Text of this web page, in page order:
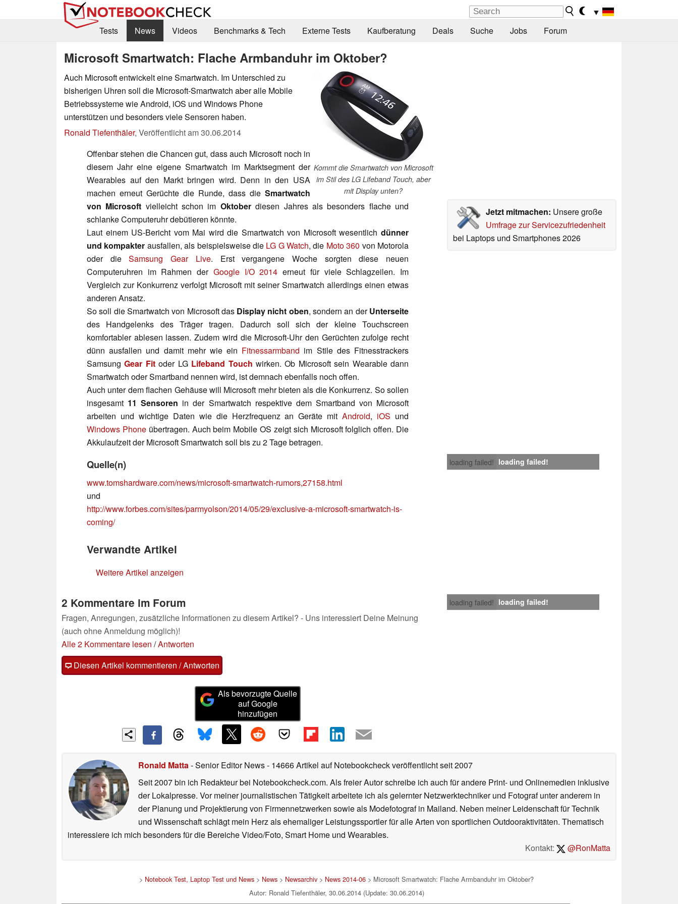
▼
Tests
News Videos Benchmarks & Tech Externe Tests Kaufberatung Deals Suche Jobs Forum
Microsoft Smartwatch: Flache Armbanduhr im Oktober?
Kommt die Smartwatch von Microsoft
im Stil des LG Lifeband Touch, aber
mit Display unten?
Auch Microsoft entwickelt eine Smartwatch. Im Unterschied zu
bisherigen Uhren soll die Microsoft-Smartwatch aber alle Mobile
Betriebssysteme wie Android, iOS und Windows Phone
unterstützen und besonders viele Sensoren haben.
Ronald Tiefenthäler, Veröffentlicht am30.06.2014
Jetzt mitmachen: Unsere große
Umfrage zur Servicezufriedenheit
bei Laptops und Smartphones 2026
Offenbar stehen die Chancen gut, dass auch Microsoft noch in
diesem Jahr eine eigene Smartwatch im Marktsegment der
Wearables auf den Markt bringen wird. Denn in den USA
machen erneut Gerüchte die Runde, dass die Smartwatch
von Microsoft vielleicht schon im Oktoberdiesen Jahres als besonders flache und
schlanke Computeruhr debütieren könnte.
Laut einem US-Bericht vom Mai wird die Smartwatch von Microsoft wesentlich dünner
und kompakter ausfallen, als beispielsweise die LG G Watch, die Moto 360 von Motorola
oder dieSamsung Gear Live. Erst vergangene Woche sorgten diese neuen
Computeruhren im Rahmen der Google I/O 2014 erneut für viele Schlagzeilen. Im
Vergleich zur Konkurrenz verfolgt Microsoft mit seiner Smartwatch allerdings einen etwas
anderen Ansatz.
So soll die Smartwatch von Microsoft das Display nicht oben, sondern an derUnterseite
des Handgelenks des Träger tragen. Dadurch soll sich der kleine Touchscreen
komfortabler ablesen lassen. Zudem wird die Microsoft-Uhr den Gerüchten zufolge recht
dünn ausfallen und damit mehr wie ein Fitnessarmband im Stile des Fitnesstrackers
SamsungGear Fitoder LG Lifeband Touch wirken. Ob Microsoft sein Wearable dann
Smartwatch oder Smartband nennen wird, ist demnach ebenfalls noch offen.
Auch unter dem flachen Gehäuse will Microsoft mehr bieten als die Konkurrenz. So sollen
insgesamt 11 Sensoren in der Smartwatch respektive dem Smartband von Microsoft
arbeiten und wichtige Daten wie die Herzfrequenz an Geräte mitAndroid, iOS und
Windows Phoneübertragen. Auch beim Mobile OS zeigt sich Microsoft folglich offen. Die
Akkulaufzeit der Microsoft Smartwatch soll bis zu 2 Tage betragen.
loading failed! loading failed!
Quelle(n)
www.tomshardware.com/news/microsoft-smartwatch-rumors,27158.html
und
http://www.forbes.com/sites/parmyolson/2014/05/29/exclusive-a-microsoft-smartwatch-is-
coming/
Verwandte Artikel
Weitere Artikel anzeigen
loading failed! loading failed!
2 Kommentare im Forum
Fragen, Anregungen, zusätzliche Informationen zu diesem Artikel? - Uns interessiert Deine Meinung
(auch ohne Anmeldung möglich)!
Alle 2 Kommentare lesen /Antworten
Diesen Artikel kommentieren / Antworten
Als bevorzugte Quelle
auf Google
hinzufügen
Ronald Matta- Senior Editor News- 14666 Artikel auf Notebookcheck veröffentlichtseit 2007
Seit 2007 bin ich Redakteur bei Notebookcheck.com. Als freier Autor schreibe ich auch für andere Print- und Onlinemedien inklusive
der Lokalpresse. Vor meiner journalistischen Tätigkeit arbeitete ich als gelernter Netzwerktechniker und Fotograf unter anderem in
der Planung und Projektierung von Firmennetzwerken sowie als Modefotograf in Mailand. Neben meiner Leidenschaft für Technik
und Wissenschaft schlägt mein Herz als ehemaliger Leistungssportler für alle Arten von sportlichen Outdooraktivitäten. Thematisch
interessiere ich mich besonders für die Bereiche Video/Foto, Smart Home und Wearables.
Kontakt:
@RonMatta
> Notebook Test, Laptop Test und News > News > Newsarchiv > News 2014-06 > Microsoft Smartwatch: Flache Armbanduhr im Oktober?
Autor: Ronald Tiefenthäler, 30.06.2014 (Update: 30.06.2014)